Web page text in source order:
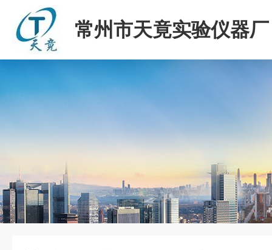
常州市天竟实验仪器厂